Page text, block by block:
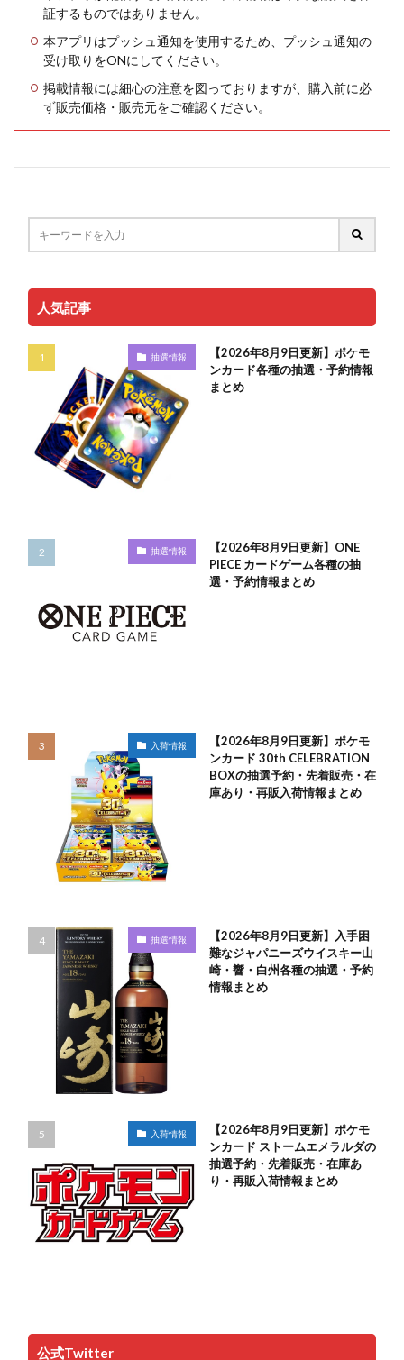
証するものではありません。
本アプリはプッシュ通知を使用するため、プッシュ通知の
受け取りをONにしてください。
掲載情報には細心の注意を図っておりますが、購入前に必
ず販売価格・販売元をご確認ください。
人気記事
抽選情報
【2026年8月9日更新】ポケモ
ンカード各種の抽選・予約情報
まとめ
抽選情報
【2026年8月9日更新】ONE
PIECE カードゲーム各種の抽
選・予約情報まとめ
入荷情報
【2026年8月9日更新】ポケモ
ンカード 30th CELEBRATION
BOXの抽選予約・先着販売・在
庫あり・再販入荷情報まとめ
抽選情報
【2026年8月9日更新】入手困
難なジャパニーズウイスキー山
崎・響・白州各種の抽選・予約
情報まとめ
入荷情報
【2026年8月9日更新】ポケモ
ンカード ストームエメラルダの
抽選予約・先着販売・在庫あ
り・再販入荷情報まとめ
公式Twitter